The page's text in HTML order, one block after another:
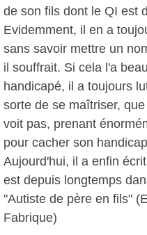
de son fils dont le QI est
Evidemment, il en a
sans savoir mettre un
il souffrait. Si cela l'a
handicapé, il a toujours
sorte de se maîtriser,
voit pas, prenant
pour cacher son
Aujourd'hui, il a enfin
est depuis longtemps
"Autiste de père en fils"
Fabrique)